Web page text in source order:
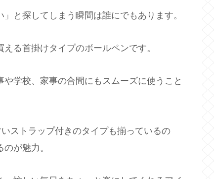
と探してしまう瞬間は誰にでもあります。
る首掛けタイプのボールペンです。
学校、家事の合間にもスムーズに使うこと
ストラップ付きのタイプも揃っているの
が魅力。